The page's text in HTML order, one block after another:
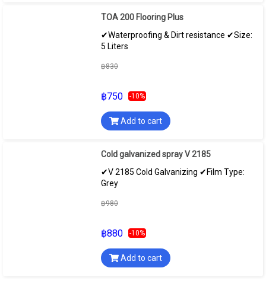
TOA 200 Flooring Plus
✔Waterproofing & Dirt resistance ✔Size:
5 Liters
฿830
฿750 -10%
Add to cart
Cold galvanized spray V 2185
✔V 2185 Cold Galvanizing ✔Film Type:
Grey
฿980
฿880 -10%
Add to cart